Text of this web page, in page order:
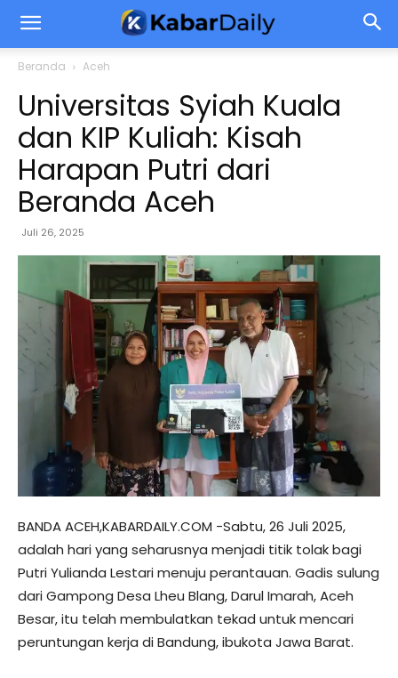
Beranda Aceh
Universitas Syiah Kuala
dan KIP Kuliah: Kisah
Harapan Putri dari
Beranda Aceh
Juli 26, 2025
BANDA ACEH,KABARDAILY.COM -Sabtu, 26 Juli 2025,
adalah hari yang seharusnya menjadi titik tolak bagi
Putri Yulianda Lestari menuju perantauan. Gadis sulung
dari Gampong Desa Lheu Blang, Darul Imarah, Aceh
Besar, itu telah membulatkan tekad untuk mencari
peruntungan kerja di Bandung, ibukota Jawa Barat.